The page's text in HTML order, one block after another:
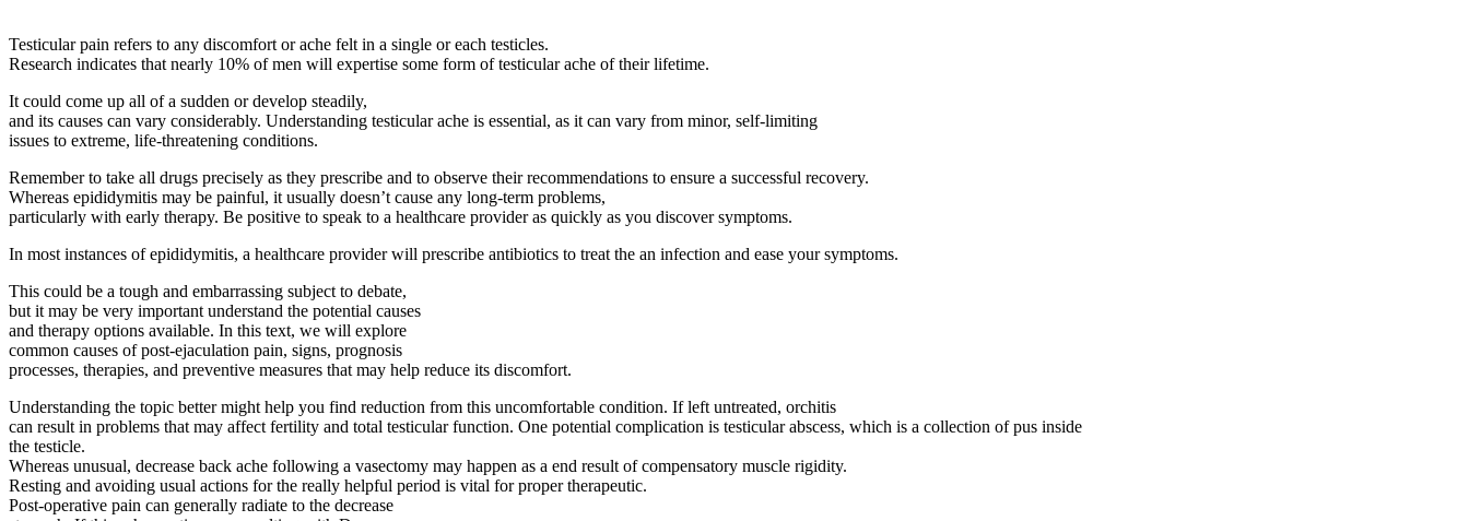
Testicular pain refers to any discomfort or ache felt in a single or each testicles.
Research indicates that nearly 10% of men will expertise some form of testicular ache of their lifetime.
It could come up all of a sudden or develop steadily,
and its causes can vary considerably. Understanding testicular ache is essential, as it can vary from minor, self-limiting
issues to extreme, life-threatening conditions.
Remember to take all drugs precisely as they prescribe and to observe their recommendations to ensure a successful recovery.
Whereas epididymitis may be painful, it usually doesn’t cause any long-term problems,
particularly with early therapy. Be positive to speak to a healthcare provider as quickly as you discover symptoms.
In most instances of epididymitis, a healthcare provider will prescribe antibiotics to treat the an infection and ease your symptoms.
This could be a tough and embarrassing subject to debate,
but it may be very important understand the potential causes
and therapy options available. In this text, we will explore
common causes of post-ejaculation pain, signs, prognosis
processes, therapies, and preventive measures that may help reduce its discomfort.
Understanding the topic better might help you find reduction from this uncomfortable condition. If left untreated, orchitis
can result in problems that may affect fertility and total testicular function. One potential complication is testicular abscess, which is a collection of pus inside
the testicle.
Whereas unusual, decrease back ache following a vasectomy may happen as a end result of compensatory muscle rigidity.
Resting and avoiding usual actions for the really helpful period is vital for proper therapeutic.
Post-operative pain can generally radiate to the decrease